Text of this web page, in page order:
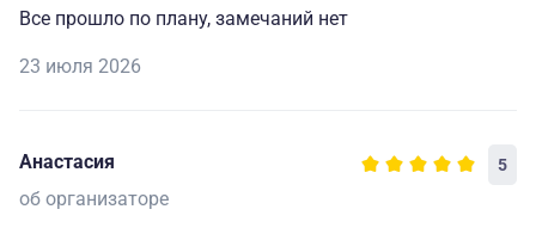
Все прошло по плану, замечаний нет
23 июля 2026
Анастасия 5
об организаторе